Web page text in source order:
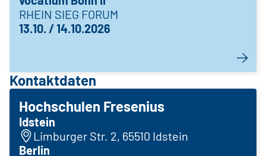
RHEIN SIEG FORUM
13.10. / 14.10.2026
Kontaktdaten
Hochschulen Fresenius
Idstein
Limburger Str. 2, 65510 Idstein
Berlin